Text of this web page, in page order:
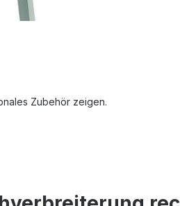
Zubehör zeigen.